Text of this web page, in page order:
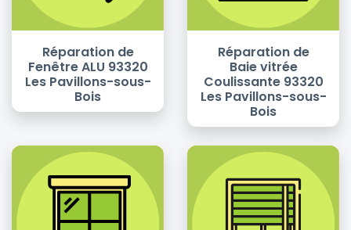
Réparation de
Fenêtre ALU 93320
Les Pavillons-sous-
Bois
Réparation de
Baie vitrée
Coulissante 93320
Les Pavillons-sous-
Bois